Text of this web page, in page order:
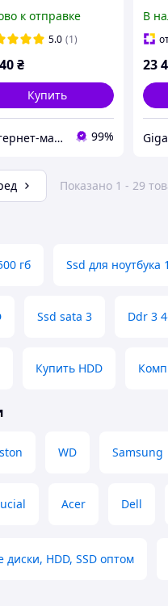
к отправке
5.0 (1)
₴
Купить
Интернет-маркет "Stream PC" все для Вас и вашего дома! 99%
В
23
Показано 1 - 29
гб Ssd для ноутбука
Ssd sata 3 Ddr 3
Купить HDD
WD Samsung
Acer Dell
HDD, SSD оптом